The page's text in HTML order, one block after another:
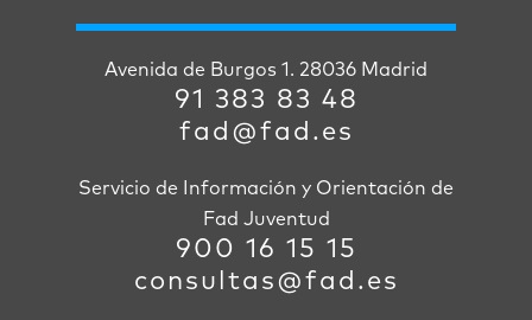
Avenida de Burgos 1. 28036 Madrid
91 383 83 48
fad@fad.es
Servicio de Información y Orientación de
Fad Juventud
900 16 15 15
consultas@fad.es